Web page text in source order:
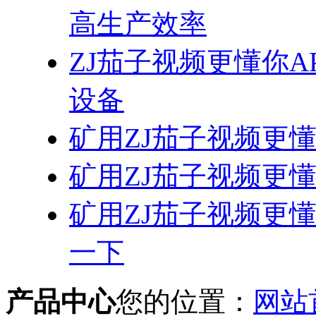
高生产效率
ZJ茄子视频更懂你
设备
矿用ZJ茄子视频更
矿用ZJ茄子视频更
矿用ZJ茄子视频更
一下
产品中心您的位置： 网